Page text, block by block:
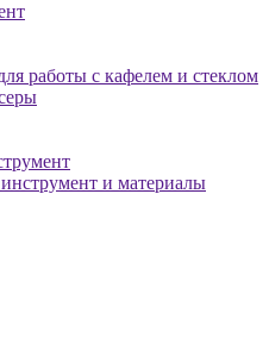
работы с кафелем и стеклом
и материалы